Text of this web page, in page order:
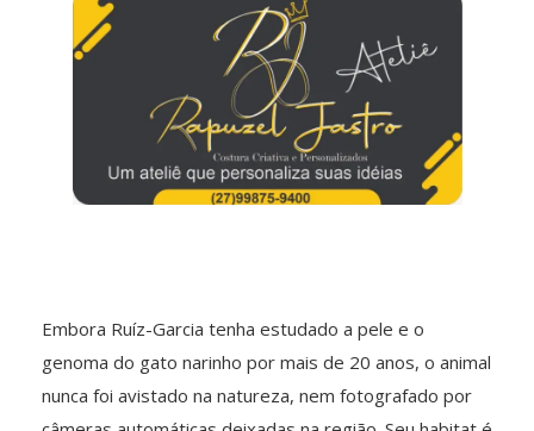
Embora Ruíz-Garcia tenha estudado a pele e o
genoma do gato narinho por mais de 20 anos, o animal
nunca foi avistado na natureza, nem fotografado por